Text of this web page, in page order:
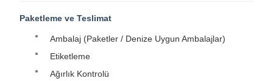
Paketleme ve Teslimat
Ambalaj (Paketler / Denize Uygun Ambalajlar)
Etiketleme
Ağırlık Kontrolü